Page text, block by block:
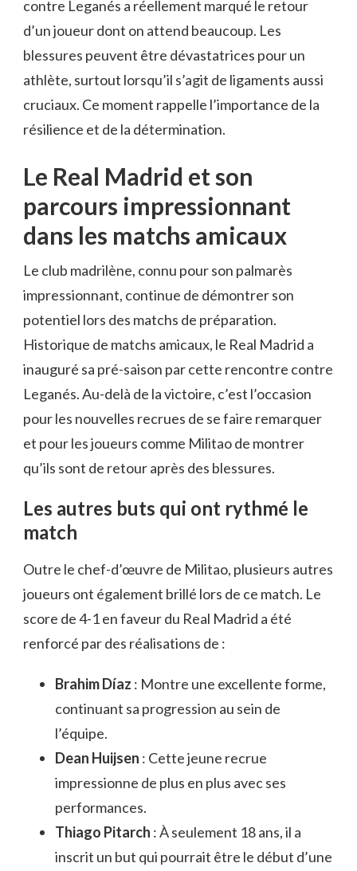
contre Leganés a réellement marqué le retour
d’un joueur dont on attend beaucoup. Les
blessures peuvent être dévastatrices pour un
athlète, surtout lorsqu’il s’agit de ligaments aussi
cruciaux. Ce moment rappelle l’importance de la
résilience et de la détermination.
Le Real Madrid et son
parcours impressionnant
dans les matchs amicaux
Le club madrilène, connu pour son palmarès
impressionnant, continue de démontrer son
potentiel lors des matchs de préparation.
Historique de matchs amicaux, le Real Madrid a
inauguré sa pré-saison par cette rencontre contre
Leganés. Au-delà de la victoire, c’est l’occasion
pour les nouvelles recrues de se faire remarquer
et pour les joueurs comme Militao de montrer
qu’ils sont de retour après des blessures.
Les autres buts qui ont rythmé le
match
Outre le chef-d’œuvre de Militao, plusieurs autres
joueurs ont également brillé lors de ce match. Le
score de 4-1 en faveur du Real Madrid a été
renforcé par des réalisations de :
Brahim Díaz : Montre une excellente forme,
continuant sa progression au sein de
l’équipe.
Dean Huijsen : Cette jeune recrue
impressionne de plus en plus avec ses
performances.
Thiago Pitarch : À seulement 18 ans, il a
inscrit un but qui pourrait être le début d’une